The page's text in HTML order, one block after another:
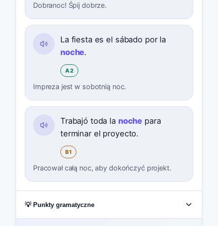
Dobranoc! Śpij dobrze.
La fiesta es el sábado por la
noche.
A2
Impreza jest w sobotnią noc.
Trabajó toda la noche para
terminar el proyecto.
B1
Pracował całą noc, aby dokończyć projekt.
💡 Punkty gramatyczne